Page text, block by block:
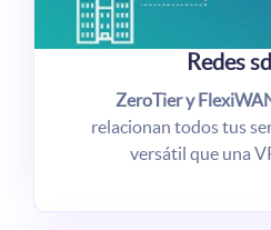
Redes
ZeroTier y
relacionan todos tus
versátil que una